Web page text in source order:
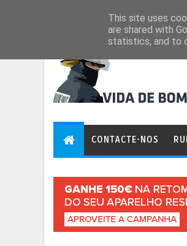
CONTACTE-NOS
This site uses
are shared with
statistics, and to